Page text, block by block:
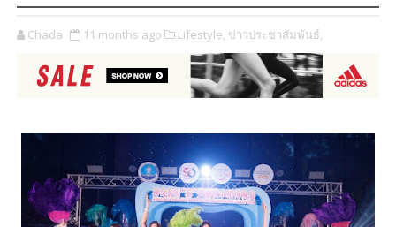
Chada 11 months ago Lifestyle, ข่าวประชาสัมพันธ์,